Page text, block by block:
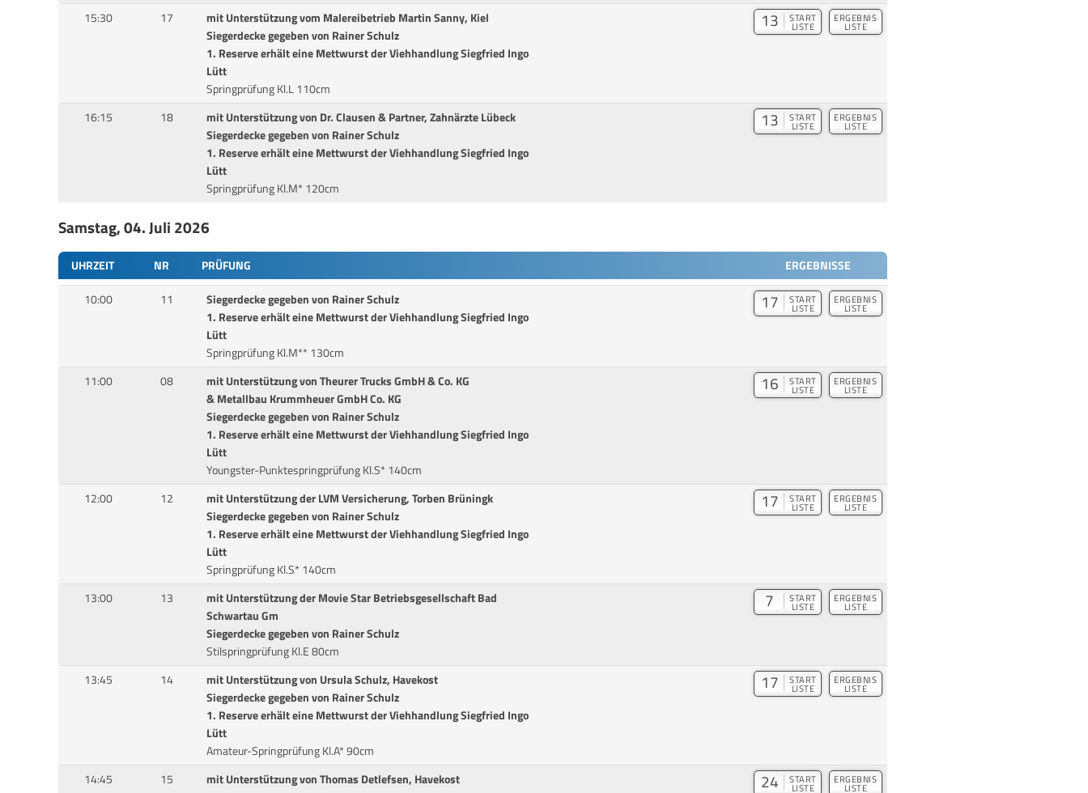
15:30 17
mit Unterstützung vom Malereibetrieb Martin Sanny, Kiel
Siegerdecke gegeben von Rainer Schulz
1. Reserve erhält eine Mettwurst der Viehhandlung Siegfried Ingo
Lütt
Springprüfung Kl.L 110cm
13 START
LISTE
ERGEBNIS
LISTE
16:15 18
mit Unterstützung von Dr. Clausen & Partner, Zahnärzte Lübeck
Siegerdecke gegeben von Rainer Schulz
1. Reserve erhält eine Mettwurst der Viehhandlung Siegfried Ingo
Lütt
Springprüfung Kl.M* 120cm
13 START
LISTE
ERGEBNIS
LISTE
Samstag, 04. Juli 2026
UHRZEIT NR PRÜFUNG
ERGEBNISSE
10:00
11
Siegerdecke gegeben von Rainer Schulz
1. Reserve erhält eine Mettwurst der Viehhandlung Siegfried Ingo
Lütt
Springprüfung Kl.M** 130cm
17 START
LISTE
ERGEBNIS
LISTE
11:00 08
mit Unterstützung von Theurer Trucks GmbH & Co. KG
& Metallbau Krummheuer GmbH Co. KG
Siegerdecke gegeben von Rainer Schulz
1. Reserve erhält eine Mettwurst der Viehhandlung Siegfried Ingo
Lütt
Youngster-Punktespringprüfung Kl.S* 140cm
16 START
LISTE
ERGEBNIS
LISTE
12:00 12
mit Unterstützung der LVM Versicherung, Torben Brüningk
Siegerdecke gegeben von Rainer Schulz
1. Reserve erhält eine Mettwurst der Viehhandlung Siegfried Ingo
Lütt
Springprüfung Kl.S* 140cm
17 START
LISTE
ERGEBNIS
LISTE
13:00 13
mit Unterstützung der Movie Star Betriebsgesellschaft Bad
Schwartau Gm
Siegerdecke gegeben von Rainer Schulz
Stilspringprüfung Kl.E 80cm
7 START
LISTE
ERGEBNIS
LISTE
13:45 14
mit Unterstützung von Ursula Schulz, Havekost
Siegerdecke gegeben von Rainer Schulz
1. Reserve erhält eine Mettwurst der Viehhandlung Siegfried Ingo
Lütt
Amateur-Springprüfung Kl.A* 90cm
17 START
LISTE
ERGEBNIS
LISTE
14:45 15
mit Unterstützung von Thomas Detlefsen, Havekost
24 START
LISTE
ERGEBNIS
LISTE